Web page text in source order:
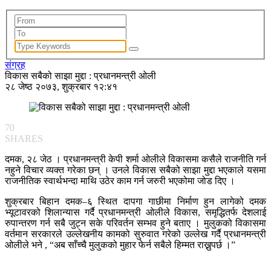
संग्रह
विकास सबैको साझा मुद्दा : प्रधानमन्त्री ओली
२८ जेष्ठ २०७३, शुक्रबार १२:४१
70
SHARES
दमक, २८ जेठ । प्रधानमन्त्री केपी शर्मा ओलीले विकासमा कसैले राजनीति गर्न
नहुने विचार व्यक्त गरेका छन् । उनले विकास सबैको साझा मुद्दा भएकाले यसमा
राजनीतिक स्वार्थभन्दा माथि उठेर काम गर्न जरुरी भएकोमा जोड दिए ।
शुक्रबार बिहान दमक–६ स्थित दापगा गाछीमा निर्माण हुन लागेको दमक
भ्यूटावरको शिलान्यास गर्दै प्रधानमन्त्री ओलीले विकास, समृद्धितर्फ देशलाई
रुपान्तरण गर्न सबै जुट्न सके परिवर्तन सम्भव हुने बताए । मुलुकको विकासमा
वर्तमान सरकारले उल्लेखनीय कामको सुरुवात गरेको उल्लेख गर्दै प्रधानमन्त्री
ओलीले भने , “अब साँच्चै मुलुकको मुहार फेर्न सबैले हिम्मत राख्नुपर्छ ।”